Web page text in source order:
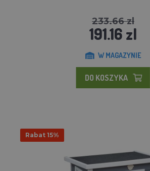
233.66 zl
191.16 zl
W MAGAZYNIE
DO KOSZYKA
Rabat 15%